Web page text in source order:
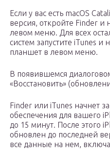
Если у вас есть maсOS
версия, откройте Finder и
левом меню. Для всех
систем запустите iTunes
планшет в левом меню.
В появившемся
«Восстановить»
Finder или iTunes начнет
обеспечения для вашего
до 15 минут. После этого
обновлен до последней
все данные на нем,